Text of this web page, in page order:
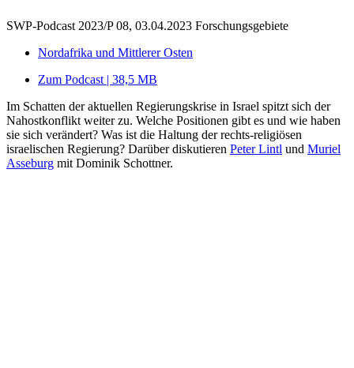
SWP-Podcast 2023/P 08, 03.04.2023 Forschungsgebiete
Nordafrika und Mittlerer Osten
Zum Podcast | 38,5 MB
Im Schatten der aktuellen Regierungskrise in Israel spitzt sich der
Nahostkonflikt weiter zu. Welche Positionen gibt es und wie haben
sie sich verändert? Was ist die Haltung der rechts-religiösen
israelischen Regierung? Darüber diskutieren Peter Lintl und Muriel
Asseburg mit Dominik Schottner.